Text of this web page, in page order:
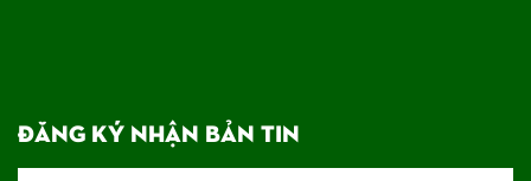
ĐĂNG KÝ NHẬN BẢN TIN